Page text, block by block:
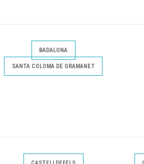
BADALONA
SANTA COLOMA DE GRAMANET